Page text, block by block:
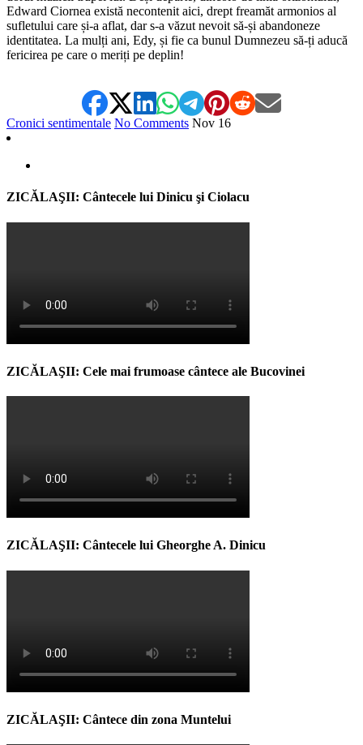
Edward Ciornea există necontenit aici, drept freamăt armonios al
sufletului care și-a aflat, dar s-a văzut nevoit să-și abandoneze
identitatea. La mulți ani, Edy, și fie ca bunul Dumnezeu să-ți aducă
fericirea pe care o meriți pe deplin!
Cronici sentimentale No Comments Nov 16
ZICĂLAŞII: Cântecele lui Dinicu şi Ciolacu
ZICĂLAŞII: Cele mai frumoase cântece ale Bucovinei
ZICĂLAŞII: Cântecele lui Gheorghe A. Dinicu
ZICĂLAŞII: Cântece din zona Muntelui